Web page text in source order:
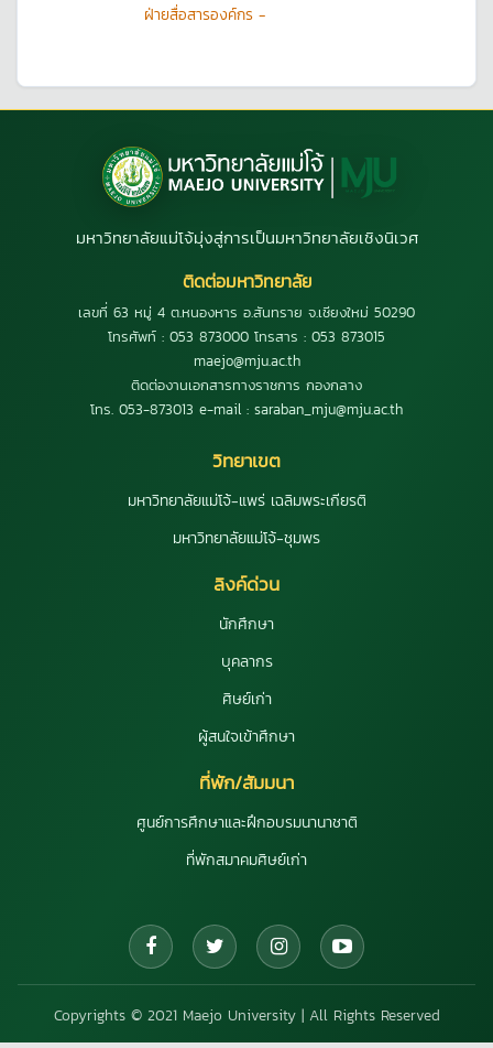
ฝ่ายสื่อสารองค์กร -
มหาวิทยาลัยแม่โจ้มุ่งสู่การเป็นมหาวิทยาลัยเชิงนิเวศ
ติดต่อมหาวิทยาลัย
เลขที่ 63 หมู่ 4 ต.หนองหาร อ.สันทราย จ.เชียงใหม่ 50290
โทรศัพท์ : 053 873000 โทรสาร : 053 873015
maejo@mju.ac.th
ติดต่องานเอกสารทางราชการ กองกลาง
โทร. 053-873013 e-mail : saraban_mju@mju.ac.th
วิทยาเขต
มหาวิทยาลัยแม่โจ้-แพร่ เฉลิมพระเกียรติ
มหาวิทยาลัยแม่โจ้-ชุมพร
ลิงค์ด่วน
นักศึกษา
บุคลากร
ศิษย์เก่า
ผู้สนใจเข้าศึกษา
ที่พัก/สัมมนา
ศูนย์การศึกษาและฝึกอบรมนานาชาติ
ที่พักสมาคมศิษย์เก่า
Copyrights © 2021 Maejo University | All Rights Reserved